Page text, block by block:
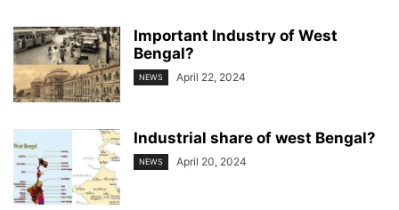
Important Industry of West
Bengal?
NEWS April 22, 2024
Industrial share of west Bengal?
NEWS April 20, 2024